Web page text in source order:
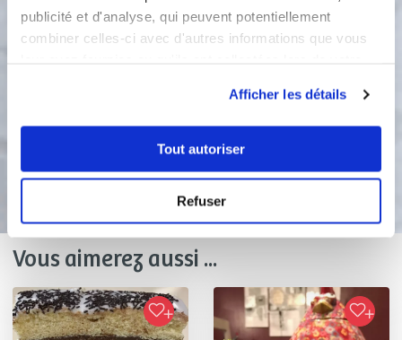
publicité et d'analyse, qui peuvent potentiellement
combiner celles-ci avec d'autres informations que vous
Afficher les détails
Tout autoriser
Refuser
remuant bien entre les 2. Avec un sac
de congélation, faites-les yeux et la
de réglisse pour faire les pattes.
Bon appétit !
Vous aimerez aussi ...